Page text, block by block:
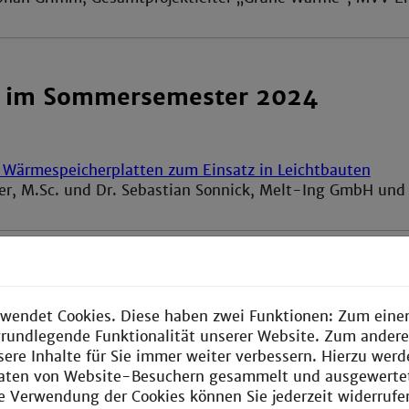
Sommersemester 2024
zum Einsatz in Leichtbauten
M.Sc. und Dr. Sebastian Sonnick, Melt-Ing GmbH
nachwachsenden Rohstoffen
Gövert, Technische Hochschule Mannheim, Fakultät für
Cookies. Diese haben zwei Funktionen: Zum
Funktionalität unserer Website. Zum
Inhalte für Sie immer weiter verbessern. Hierzu
von Website-Besuchern gesammelt und
Verwendung der Cookies können Sie jederzeit